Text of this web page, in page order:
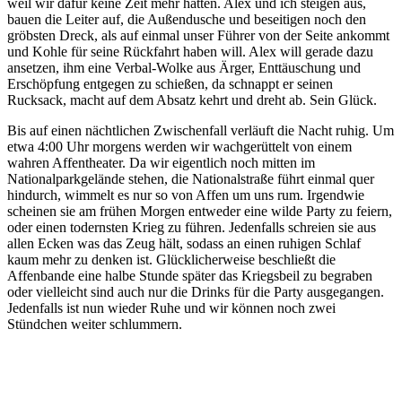
weil wir dafür keine Zeit mehr hätten. Alex und ich steigen aus,
bauen die Leiter auf, die Außendusche und beseitigen noch den
gröbsten Dreck, als auf einmal unser Führer von der Seite ankommt
und Kohle für seine Rückfahrt haben will. Alex will gerade dazu
ansetzen, ihm eine Verbal-Wolke aus Ärger, Enttäuschung und
Erschöpfung entgegen zu schießen, da schnappt er seinen
Rucksack, macht auf dem Absatz kehrt und dreht ab. Sein Glück.
Bis auf einen nächtlichen Zwischenfall verläuft die Nacht ruhig. Um
etwa 4:00 Uhr morgens werden wir wachgerüttelt von einem
wahren Affentheater. Da wir eigentlich noch mitten im
Nationalparkgelände stehen, die Nationalstraße führt einmal quer
hindurch, wimmelt es nur so von Affen um uns rum. Irgendwie
scheinen sie am frühen Morgen entweder eine wilde Party zu feiern,
oder einen todernsten Krieg zu führen. Jedenfalls schreien sie aus
allen Ecken was das Zeug hält, sodass an einen ruhigen Schlaf
kaum mehr zu denken ist. Glücklicherweise beschließt die
Affenbande eine halbe Stunde später das Kriegsbeil zu begraben
oder vielleicht sind auch nur die Drinks für die Party ausgegangen.
Jedenfalls ist nun wieder Ruhe und wir können noch zwei
Stündchen weiter schlummern.